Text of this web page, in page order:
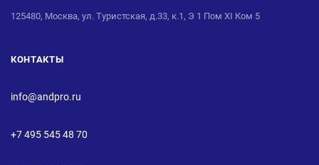
125480, Москва, ул. Туристская, д.33, к.1, Э 1 Пом XI Ком 5
КОНТАКТЫ
info@andpro.ru
+7 495 545 48 70